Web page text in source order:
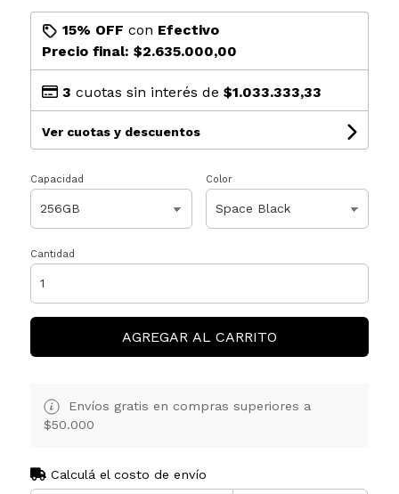
15% OFF con Efectivo
Precio final: $2.635.000,00
3 cuotas sin interés de $1.033.333,33
Ver cuotas y descuentos
Capacidad Color
Cantidad
AGREGAR AL CARRITO
Envíos gratis en compras superiores a
$50.000
Calculá el costo de envío